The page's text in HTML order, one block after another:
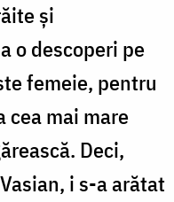
și
o descoperi pe
femeie, pentru
cea mai mare
Deci,
i s-a arătat